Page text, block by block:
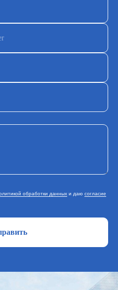
обработки данных и даю согласие